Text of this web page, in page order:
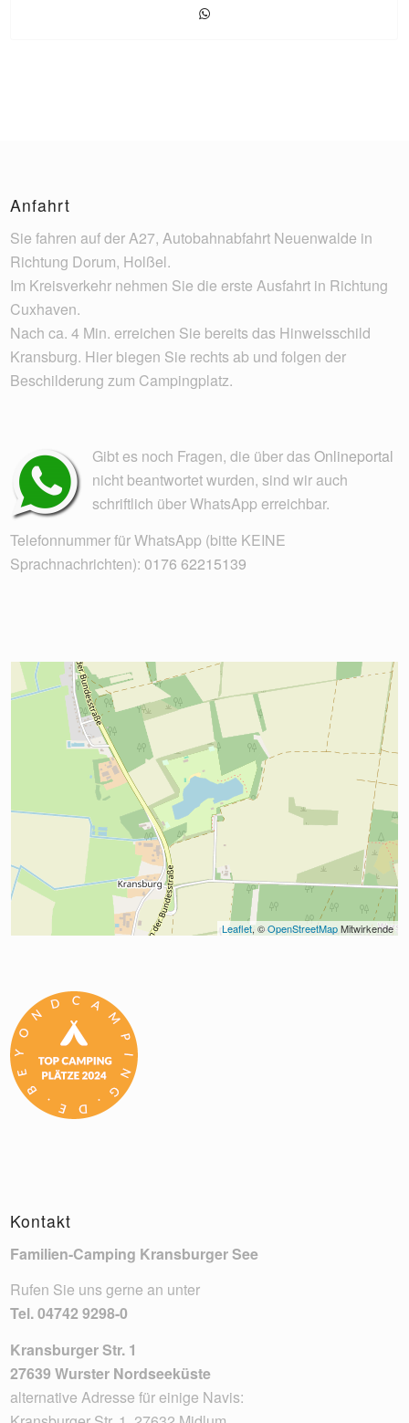
Anfahrt
Sie fahren auf der A27, Autobahnabfahrt Neuenwalde in
Richtung Dorum, Holßel.
Im Kreisverkehr nehmen Sie die erste Ausfahrt in Richtung
Cuxhaven.
Nach ca. 4 Min. erreichen Sie bereits das Hinweisschild
Kransburg. Hier biegen Sie rechts ab und folgen der
Beschilderung zum Campingplatz.
Gibt es noch Fragen, die über dasOnlineportal
nicht beantwortet wurden, sind wir auch
schriftlich über WhatsApp erreichbar.
Telefonnummer für WhatsApp (bitte KEINE
Sprachnachrichten): 0176 62215139
Leaflet, © OpenStreetMap Mitwirkende
Kontakt
Familien-Camping Kransburger See
Rufen Sie uns gerne an unter
Tel.04742 9298-0
Kransburger Str. 1
27639 Wurster Nordseeküste
alternative Adresse für einige Navis: